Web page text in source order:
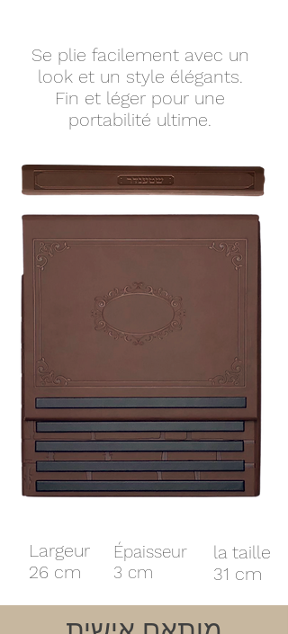
Se plie facilement avec un
look et un style élégants.
Fin et léger pour une
portabilité ultime.
Largeur
26 cm
Épaisseur
3 cm
la taille
31 cm